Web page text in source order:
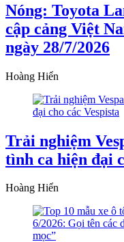
Nóng: Toyota
cập cảng Việt
ngày 28/7/2026
Hoàng Hiển
Trải nghiệm
tình ca hiện đại
Hoàng Hiển